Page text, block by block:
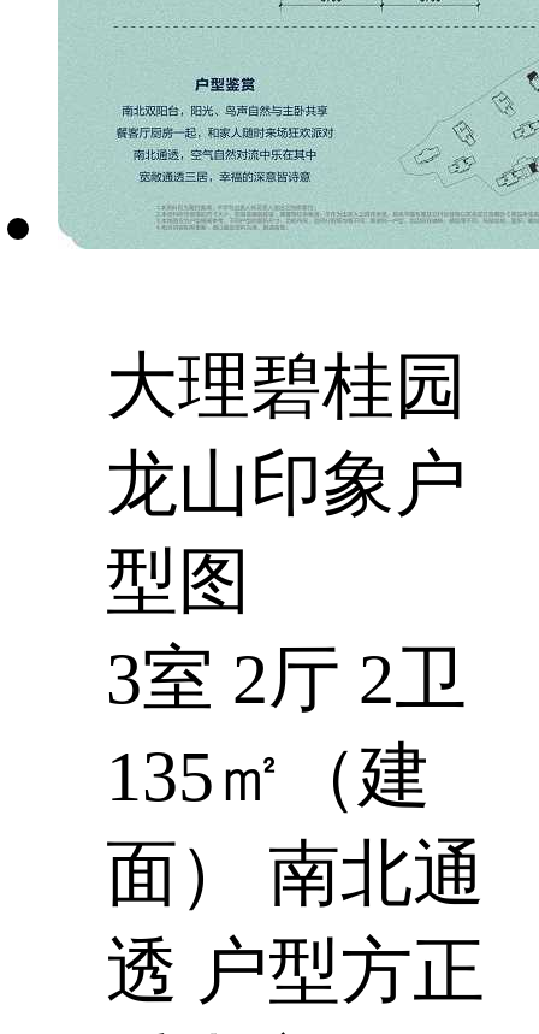
大理碧桂园
龙山印象户
型图
3室 2厅 2卫
135㎡（建
面）
南北通
透 户型方正